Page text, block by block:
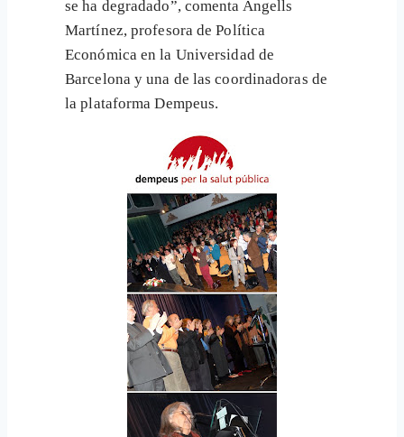
se ha degradado”, comenta Angells
Martínez, profesora de Política
Económica en la Universidad de
Barcelona y una de las coordinadoras de
la plataforma Dempeus.